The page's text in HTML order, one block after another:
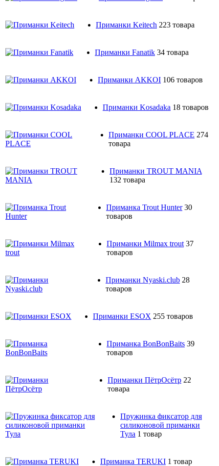
Приманки Keitech 223 товара
Приманки Fanatik 34 товара
Приманки AKKOI 106 товаров
Приманки Kosadaka 18 товаров
Приманки COOL PLACE 274
товара
Приманки TROUT MANIA
132 товара
Приманка Trout Hunter 30
товаров
Приманки Milmax trout 37
товаров
Приманки Nyaski.club 28
товаров
Приманки ESOX 255 товаров
Приманка BonBonBaits 39
товаров
Приманки ПётрОсётр 22
товара
Пружинка фиксатор для
силиконовой приманки
Тула 1 товар
Приманка TERUKI 1 товар